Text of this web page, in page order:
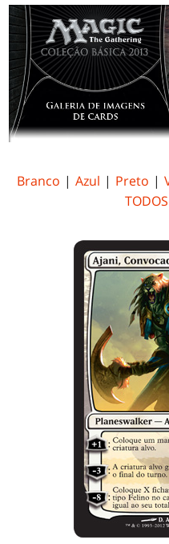
Branco | Azul | Preto |